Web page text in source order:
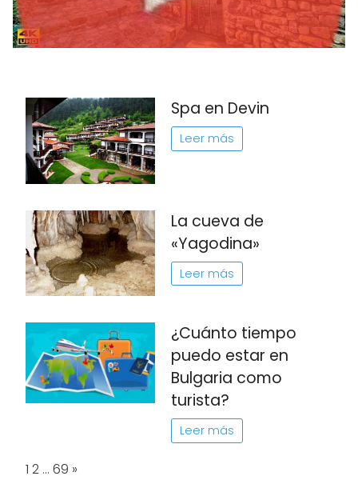
Spa en Devin
Leer más
La cueva de
«Yagodina»
Leer más
¿Cuánto tiempo
puedo estar en
Bulgaria como
turista?
Leer más
Page:
1 2 … 69 Next
»